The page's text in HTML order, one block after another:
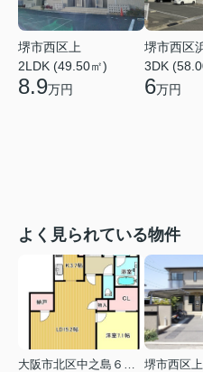
堺市西区上
2LDK (49.50㎡)
8.9万円
堺市西区
3DK
6万円
よく見られている物件
堺市西区